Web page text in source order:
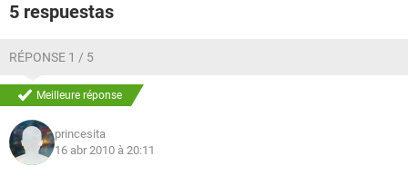
5 respuestas
RÉPONSE 1 / 5
Meilleure réponse
princesita
16 abr 2010 à 20:11